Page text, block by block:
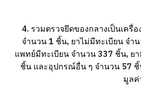
4. รวมตรวจยึดของกลางเป็นเครื่
จำนวน 1 ชิ้น, ยาไม่มีทะเบียน จำ
แพทย์มีทะเบียน จำนวน 337 ชิ้น, ย
ชิ้น และอุปกรณ์อื่น ๆ จำนวน 57
มูลค่